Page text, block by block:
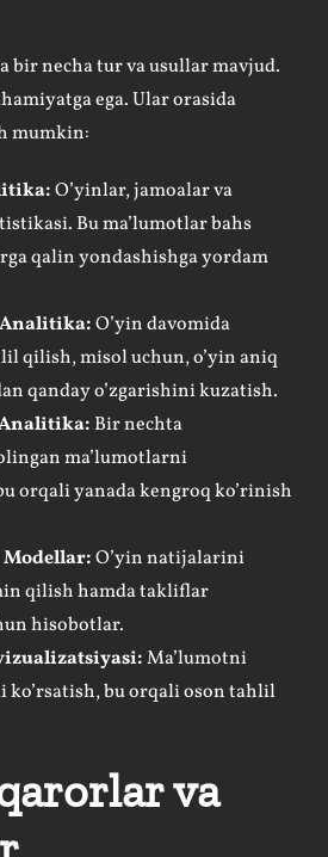
bir necha tur va usullar mavjud.
ega. Ular orasida
mumkin:
O’yinlar, jamoalar va
Bu ma’lumotlar bahs
qalin yondashishga yordam
O’yin davomida
qilish, misol uchun, o’yin aniq
qanday o’zgarishini kuzatish.
Analitika: Bir nechta
ma’lumotlarni
orqali yanada kengroq ko’rinish
O’yin natijalarini
qilish hamda takliflar
hisobotlar.
Ma’lumotni
bu orqali oson tahlil
va